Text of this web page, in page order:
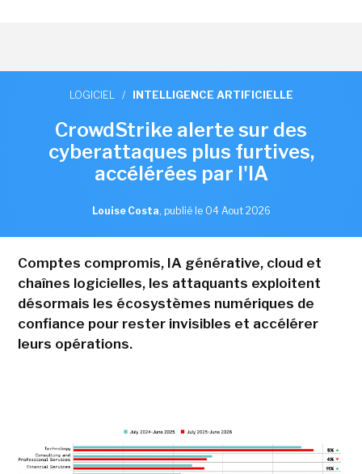
LOGICIEL / INTELLIGENCE ARTIFICIELLE
CrowdStrike alerte sur des
cyberattaques plus furtives,
accélérées par l'IA
Louise Costa, publié le 04 Aout 2026
Comptes compromis, IA générative, cloud et
chaînes logicielles, les attaquants exploitent
désormais les écosystèmes numériques de
confiance pour rester invisibles et accélérer
leurs opérations.